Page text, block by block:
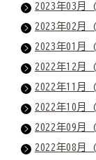
2023年03月
2023年02月
2023年01月
2022年12月
2022年11月
2022年10月
2022年09月
2022年08月